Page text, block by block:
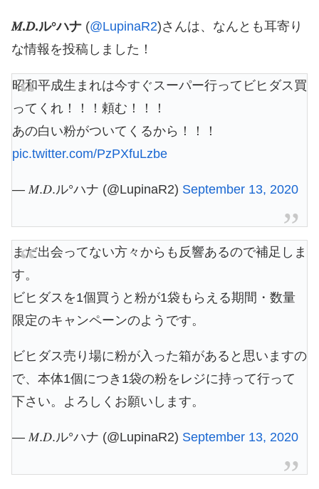
𝑀.𝐷.ル°ハナ (@LupinaR2)さんは、なんとも耳寄り
な情報を投稿しました！
昭和平成生まれは今すぐスーパー行ってビヒダス買
ってくれ！！！頼む！！！
あの白い粉がついてくるから！！！
pic.twitter.com/PzPXfuLzbe
— 𝑀.𝐷.ル°ハナ (@LupinaR2) September 13, 2020
まだ出会ってない方々からも反響あるので補足しま
す。
ビヒダスを1個買うと粉が1袋もらえる期間・数量
限定のキャンペーンのようです。
ビヒダス売り場に粉が入った箱があると思いますの
で、本体1個につき1袋の粉をレジに持って行って
下さい。よろしくお願いします。
— 𝑀.𝐷.ル°ハナ (@LupinaR2) September 13, 2020